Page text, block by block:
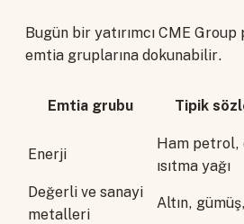
Bugün bir yatırımcı CME
emtia gruplarına dokunabilir.
Emtia grubu Tipik
Enerji
Ham petrol,
ısıtma yağı
Değerli ve sanayi
metalleri
Altın,